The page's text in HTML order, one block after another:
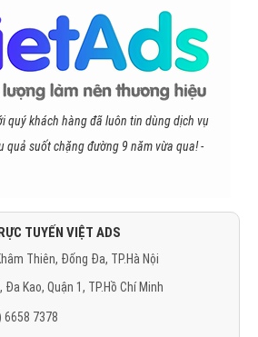
quý khách hàng đã luôn tin dùng dịch vụ
quả suốt chặng đường 9 năm vừa qua! -
TUYẾN VIỆT ADS
Thiên, Đống Đa, TP.Hà Nội
Kao, Quận 1, TP.Hồ Chí Minh
6658 7378